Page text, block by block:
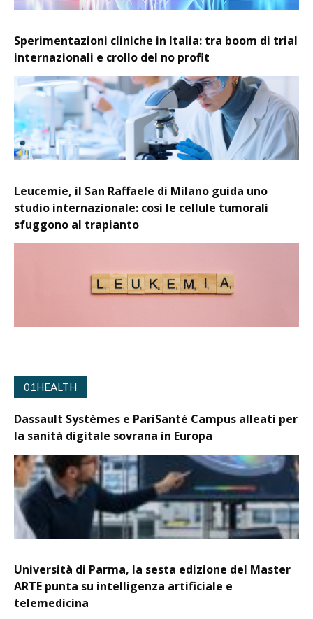
Sperimentazioni cliniche in Italia: tra boom di trial
internazionali e crollo del no profit
Leucemie, il San Raffaele di Milano guida uno
studio internazionale: così le cellule tumorali
sfuggono al trapianto
01HEALTH
Dassault Systèmes e PariSanté Campus alleati per
la sanità digitale sovrana in Europa
Università di Parma, la sesta edizione del Master
ARTE punta su intelligenza artificiale e
telemedicina